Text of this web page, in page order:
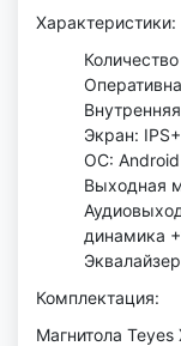
Характеристики:
Экран:
ОС: Android
Выходная
динамика
Комплектация:
Магнитола Teyes